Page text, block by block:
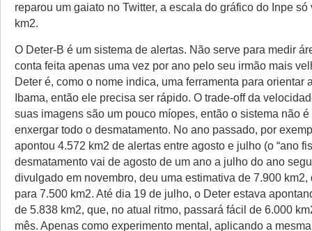
reparou um gaiato no Twitter, a escala do gráfico do Inpe só
km2.
O Deter-B é um sistema de alertas. Não serve para medir
conta feita apenas uma vez por ano pelo seu irmão mais
Deter é, como o nome indica, uma ferramenta para orientar
Ibama, então ele precisa ser rápido. O trade-off da
suas imagens são um pouco míopes, então o sistema não
enxergar todo o desmatamento. No ano passado, por
apontou 4.572 km2 de alertas entre agosto e julho (o “ano
desmatamento vai de agosto de um ano a julho do ano
divulgado em novembro, deu uma estimativa de 7.900
para 7.500 km2. Até dia 19 de julho, o Deter estava
de 5.838 km2, que, no atual ritmo, passará fácil de 6.000
mês. Apenas como experimento mental, aplicando a